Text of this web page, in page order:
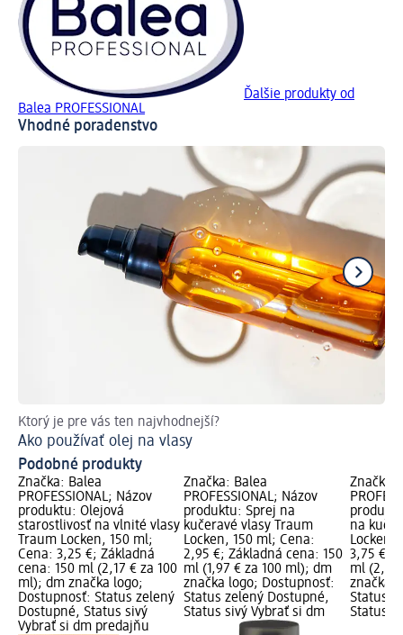
Ďalšie produkty od
Balea PROFESSIONAL
Vhodné poradenstvo
Ktorý je pre vás ten najvhodnejší?
Ako používať olej na vlasy
Podobné produkty
Značka: Balea
PROFESSIONAL; Názov
produktu: Olejová
starostlivosť na vlnité vlasy
Traum Locken, 150 ml;
Cena: 3,25 €; Základná
cena: 150 ml (2,17 € za 100
ml); dm značka logo;
Dostupnosť: Status zelený
Dostupné, Status sivý
Vybrať si dm predajňu
Značka: Balea
PROFESSIONAL; Názov
produktu: Sprej na
kučeravé vlasy Traum
Locken, 150 ml; Cena:
2,95 €; Základná cena: 150
ml (1,97 € za 100 ml); dm
značka logo; Dostupnosť:
Status zelený Dostupné,
Status sivý Vybrať si dm
Značka:
na
Locken,
3,75 €;
ml (2,50
značka
Status
Status